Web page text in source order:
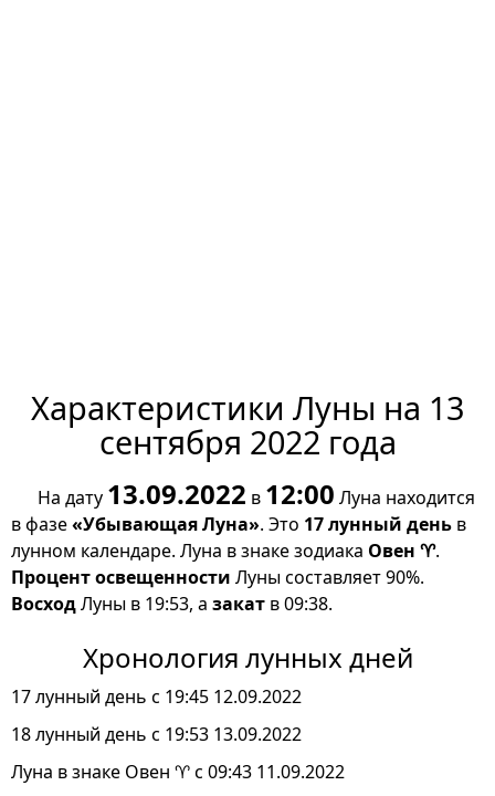
Характеристики Луны на 13
сентября 2022 года
На дату 13.09.2022 в 12:00 Луна находится
в фазе«Убывающая Луна». Это 17 лунный день в
лунном календаре. Луна в знаке зодиака Овен ♈.
Процент освещенности Луны составляет 90%.
ВосходЛуны в 19:53, а закат в 09:38.
Хронология лунных дней
17 лунный день с 19:45 12.09.2022
18 лунный день с 19:53 13.09.2022
Луна в знаке Овен ♈ с 09:43 11.09.2022